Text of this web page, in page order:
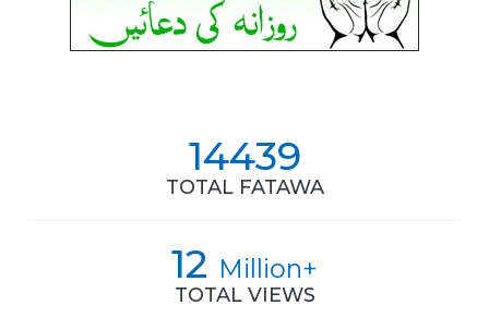
14439
TOTAL FATAWA
12 Million+
TOTAL VIEWS